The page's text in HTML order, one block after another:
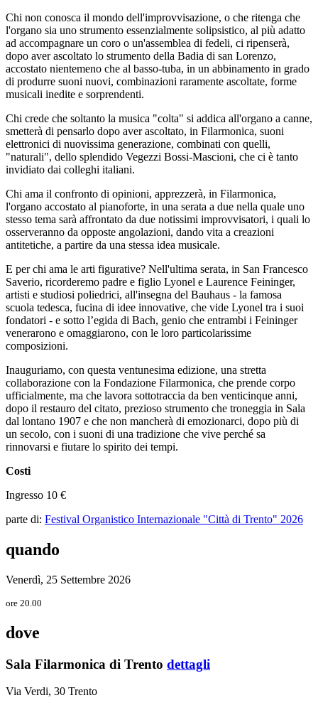
Chi non conosca il mondo dell'improvvisazione, o che ritenga che
l'organo sia uno strumento essenzialmente solipsistico, al più adatto
ad accompagnare un coro o un'assemblea di fedeli, ci ripenserà,
dopo aver ascoltato lo strumento della Badia di san Lorenzo,
accostato nientemeno che al basso-tuba, in un abbinamento in grado
di produrre suoni nuovi, combinazioni raramente ascoltate, forme
musicali inedite e sorprendenti.
Chi crede che soltanto la musica "colta" si addica all'organo a canne,
smetterà di pensarlo dopo aver ascoltato, in Filarmonica, suoni
elettronici di nuovissima generazione, combinati con quelli,
"naturali", dello splendido Vegezzi Bossi-Mascioni, che ci è tanto
invidiato dai colleghi italiani.
Chi ama il confronto di opinioni, apprezzerà, in Filarmonica,
l'organo accostato al pianoforte, in una serata a due nella quale uno
stesso tema sarà affrontato da due notissimi improvvisatori, i quali lo
osserveranno da opposte angolazioni, dando vita a creazioni
antitetiche, a partire da una stessa idea musicale.
E per chi ama le arti figurative? Nell'ultima serata, in San Francesco
Saverio, ricorderemo padre e figlio Lyonel e Laurence Feininger,
artisti e studiosi poliedrici, all'insegna del Bauhaus - la famosa
scuola tedesca, fucina di idee innovative, che vide Lyonel tra i suoi
fondatori - e sotto l’egida di Bach, genio che entrambi i Feininger
venerarono e omaggiarono, con le loro particolarissime
composizioni.
Inauguriamo, con questa ventunesima edizione, una stretta
collaborazione con la Fondazione Filarmonica, che prende corpo
ufficialmente, ma che lavora sottotraccia da ben venticinque anni,
dopo il restauro del citato, prezioso strumento che troneggia in Sala
dal lontano 1907 e che non mancherà di emozionarci, dopo più di
un secolo, con i suoni di una tradizione che vive perché sa
rinnovarsi e fiutare lo spirito dei tempi.
Costi
Ingresso 10 €
parte di: Festival Organistico Internazionale "Città di Trento" 2026
quando
Venerdì, 25 Settembre 2026
ore 20.00
dove
Sala Filarmonica di Trento dettagli
Via Verdi, 30 Trento